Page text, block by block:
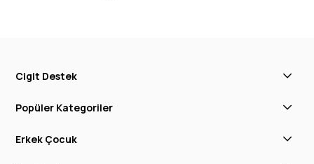
Cigit Destek
Popüler Kategoriler
Erkek Çocuk